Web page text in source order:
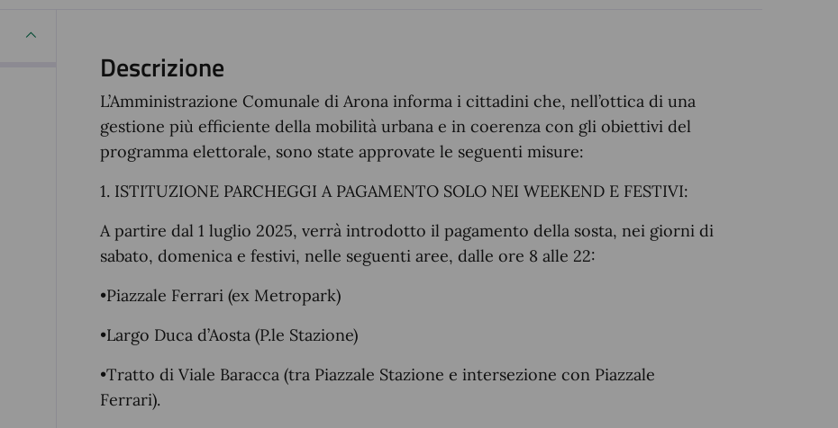
Descrizione
L’Amministrazione Comunale di Arona informa i cittadini che, nell’ottica di una
gestione più efficiente della mobilità urbana e in coerenza con gli obiettivi del
programma elettorale, sono state approvate le seguenti misure:
1. ISTITUZIONE PARCHEGGI A PAGAMENTO SOLO NEI WEEKEND E FESTIVI:
A partire dal 1 luglio 2025, verrà introdotto il pagamento della sosta, nei giorni di
sabato, domenica e festivi, nelle seguenti aree, dalle ore 8 alle 22:
•Piazzale Ferrari (ex Metropark)
•Largo Duca d’Aosta (P.le Stazione)
•Tratto di Viale Baracca (tra Piazzale Stazione e intersezione con Piazzale
Ferrari).